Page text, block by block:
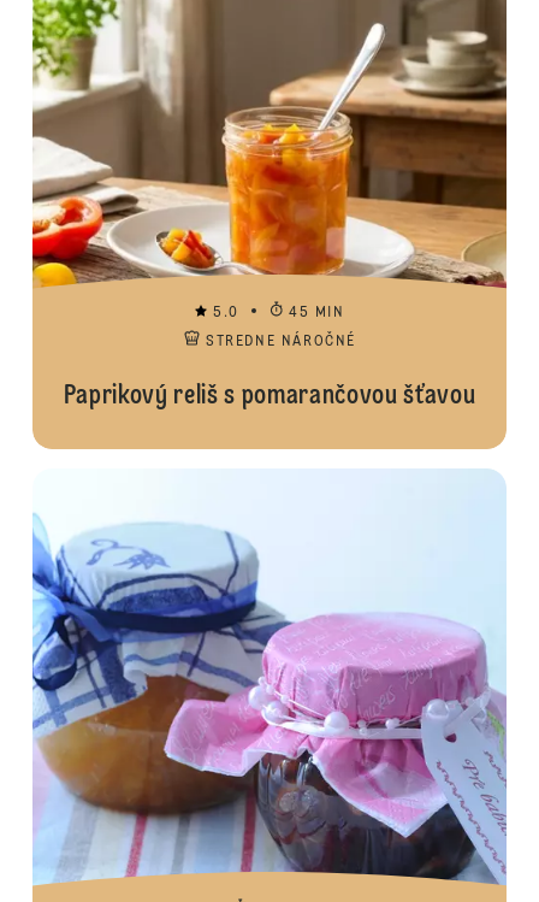
5.0
45 MIN
STREDNE NÁROČNÉ
Paprikový reliš s pomarančovou šťavou